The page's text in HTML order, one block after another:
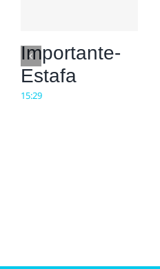
Importante-
Estafa
15:29